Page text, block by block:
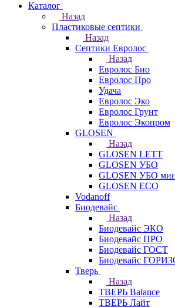
Каталог
Назад
Пластиковые септики
Назад
Септики Евролос
Назад
Евролос Био
Евролос Про
Удача
Евролос Эко
Евролос Грунт
Евролос Экопром
GLOSEN
Назад
GLOSEN LETT
GLOSEN УБО
GLOSEN УБО
GLOSEN ECO
Vodanoff
Биодевайс
Назад
Биодевайс ЭКО
Биодевайс ПРО
Биодевайс ГОСТ
Биодевайс
Тверь
Назад
ТВЕРЬ Balance
ТВЕРЬ Лайт